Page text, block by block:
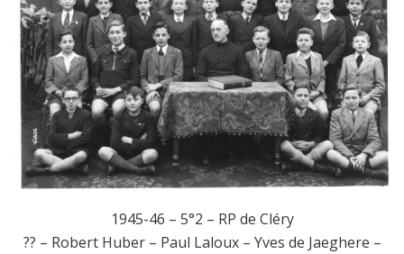
1945-46 – 5°2 – RP de Cléry
?? – Robert Huber – Paul Laloux – Yves de Jaeghere –